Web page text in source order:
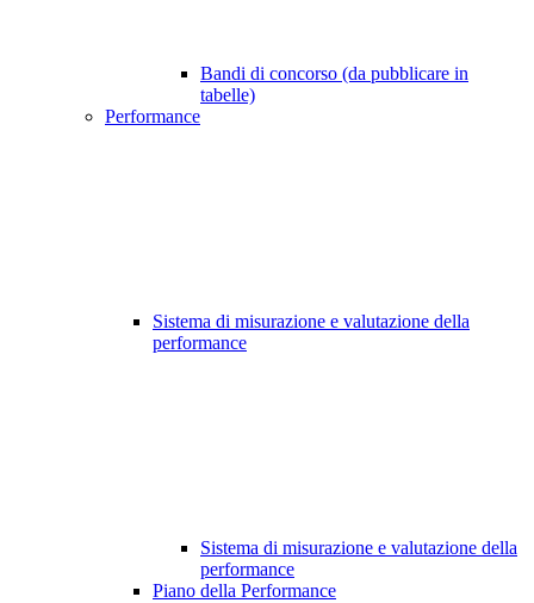
Bandi di concorso (da pubblicare in
tabelle)
Performance
Sistema di misurazione e valutazione della
performance
Sistema di misurazione e valutazione della
performance
Piano della Performance